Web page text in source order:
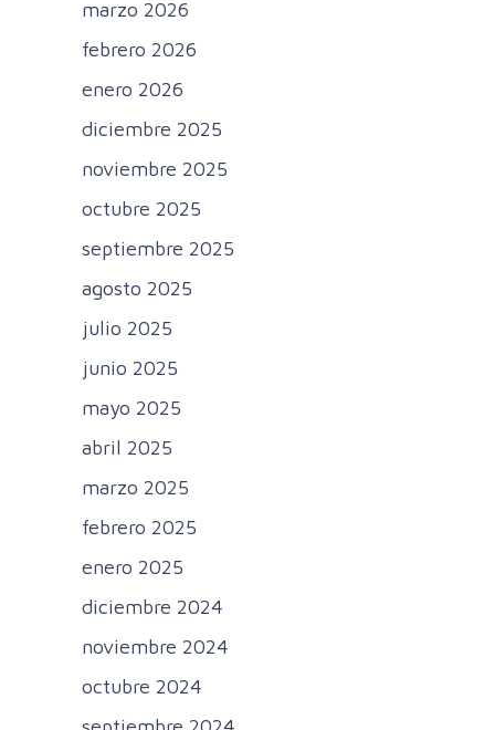
marzo 2026
febrero 2026
enero 2026
diciembre 2025
noviembre 2025
octubre 2025
septiembre 2025
agosto 2025
julio 2025
junio 2025
mayo 2025
abril 2025
marzo 2025
febrero 2025
enero 2025
diciembre 2024
noviembre 2024
octubre 2024